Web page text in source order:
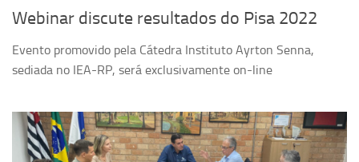
Webinar discute resultados do Pisa 2022
Evento promovido pela Cátedra Instituto Ayrton Senna,
sediada no IEA-RP, será exclusivamente on-line